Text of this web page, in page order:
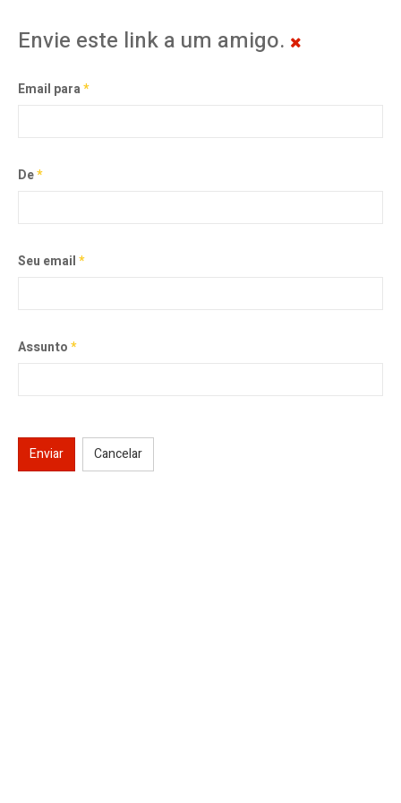
Envie este link a um amigo.
Email para*
De*
Seu email*
Assunto*
Enviar Cancelar